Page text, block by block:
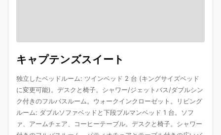
キャプテンズスイート
独立したベッドルーム: ツインベッド 2 台 (キングサイズベッド
に変更可能)。デスクと椅子。シャワー/ジェットバス/ダブルシン
ク付きのフルバスルーム。ウォークインクローゼット。リビング
ルーム: ダブルソファベッドと下段プルマンベッド 1 台。ソフ
ァ、アームチェア、コーヒーテーブル。デスクと椅子。シャワー